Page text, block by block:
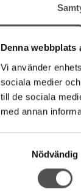
Denna webbplats
Vi använder
sociala medier
till de sociala
med annan
Nödvändig
Hobby Gift
Hobby
Giftfri